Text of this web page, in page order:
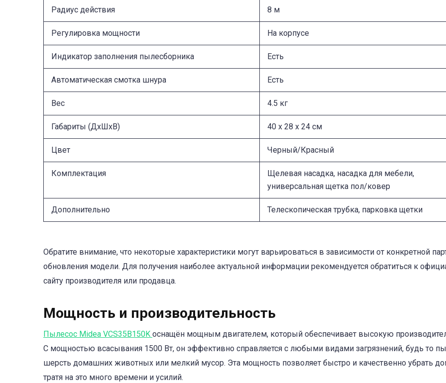
Радиус действия 8 м
Регулировка мощности На корпусе
Индикатор заполнения пылесборника Есть
Автоматическая смотка шнура Есть
Вес 4.5 кг
Габариты (ДxШxВ) 40 x 28 x 24 см
Цвет Черный/Красный
Комплектация
Щелевая насадка, насадка для мебели,
универсальная щетка пол/ковер
Дополнительно Телескопическая трубка, парковка щетки
Обратите внимание, что некоторые характеристики могут варьироваться в зависимости от конкретной
обновления модели. Для получения наиболее актуальной информации рекомендуется обратиться к
сайту производителя или продавца.
Мощность и производительность
Пылесос Midea VCS35B150K оснащён мощным двигателем, который обеспечивает высокую
С мощностью всасывания 1500 Вт, он эффективно справляется с любыми видами загрязнений, будь то
шерсть домашних животных или мелкий мусор. Эта мощность позволяет быстро и качественно убрать
тратя на это много времени и усилий.